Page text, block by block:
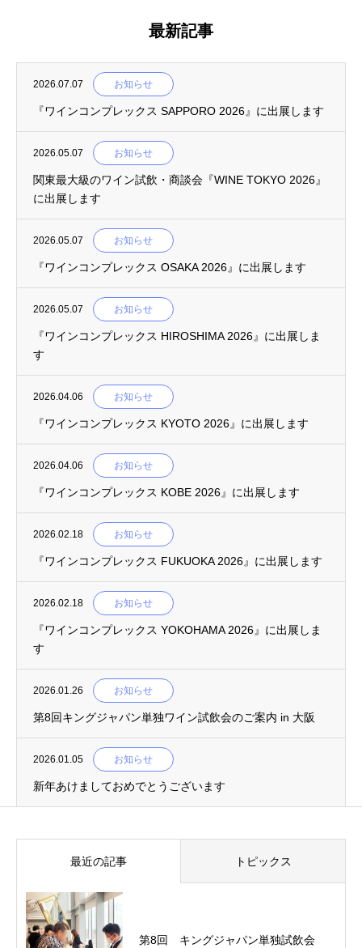
最新記事
2026.07.07 お知らせ
『ワインコンプレックス SAPPORO 2026』に出展します
2026.05.07 お知らせ
関東最大級のワイン試飲・商談会『WINE TOKYO 2026』
に出展します
2026.05.07 お知らせ
『ワインコンプレックス OSAKA 2026』に出展します
2026.05.07 お知らせ
『ワインコンプレックス HIROSHIMA 2026』に出展しま
す
2026.04.06 お知らせ
『ワインコンプレックス KYOTO 2026』に出展します
2026.04.06 お知らせ
『ワインコンプレックス KOBE 2026』に出展します
2026.02.18 お知らせ
『ワインコンプレックス FUKUOKA 2026』に出展します
2026.02.18 お知らせ
『ワインコンプレックス YOKOHAMA 2026』に出展しま
す
2026.01.26 お知らせ
第8回キングジャパン単独ワイン試飲会のご案内 in 大阪
2026.01.05 お知らせ
新年あけましておめでとうございます
最近の記事 トピックス
第8回 キングジャパン単独試飲会